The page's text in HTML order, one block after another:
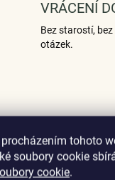
tohoto
soubory cookie
cookie.
VRÁCENÍ
Bez starostí,
otázek.